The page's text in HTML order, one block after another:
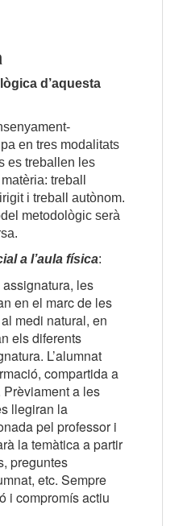
d’aquesta
en tres modalitats
es treballen les
treball
i treball autònom.
metodològic serà
a l’aula física:
assignatura, les
en el marc de les
medi natural, en
els diferents
L’alumnat
compartida a
a les
llegiran la
pel professor i
la temàtica a partir
preguntes
etc. Sempre
i compromís actiu